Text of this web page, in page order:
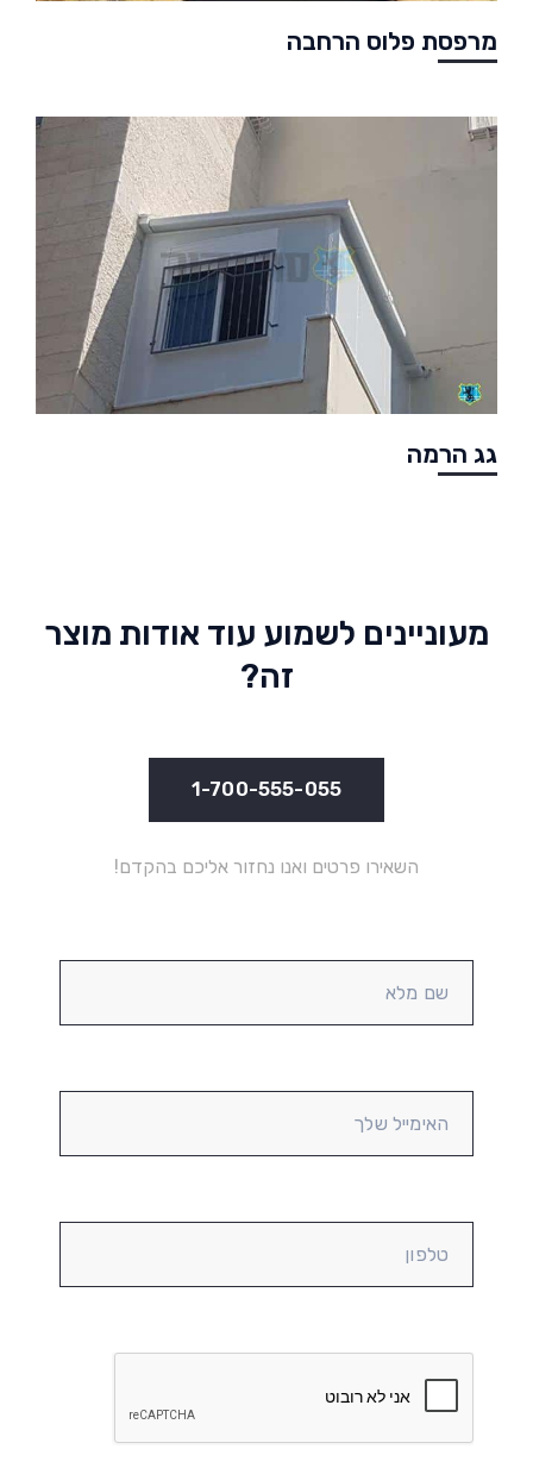
מרפסת פלוס הרחבה
גג הרמה
מעוניינים לשמוע עוד אודות מוצר
זה?
1-700-555-055
השאירו פרטים ואנו נחזור אליכם בהקדם!